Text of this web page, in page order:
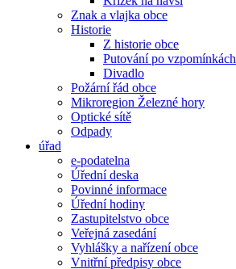
Znak a vlajka obce
Historie
Z historie obce
Putování po vzpomínkách
Divadlo
Požární řád obce
Mikroregion Železné hory
Optické sítě
Odpady
úřad
e-podatelna
Úřední deska
Povinné informace
Úřední hodiny
Zastupitelstvo obce
Veřejná zasedání
Vyhlášky a nařízení obce
Vnitřní předpisy obce